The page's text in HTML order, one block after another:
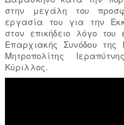
στην μεγάλη του
εργασία του για την
στον επικήδειο λόγο
Επαρχιακής Συνόδου της
Μητροπολίτης
Κύριλλος.